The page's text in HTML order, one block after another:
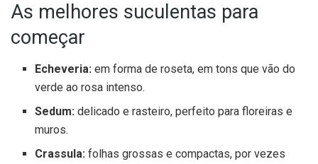
As melhores suculentas para
começar
Echeveria: em forma de roseta, em tons que vão do
verde ao rosa intenso.
Sedum: delicado e rasteiro, perfeito para floreiras e
muros.
Crassula: folhas grossas e compactas, por vezes